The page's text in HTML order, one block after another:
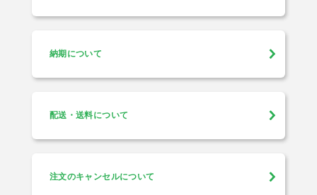
納期について
配送・送料について
注文のキャンセルについて